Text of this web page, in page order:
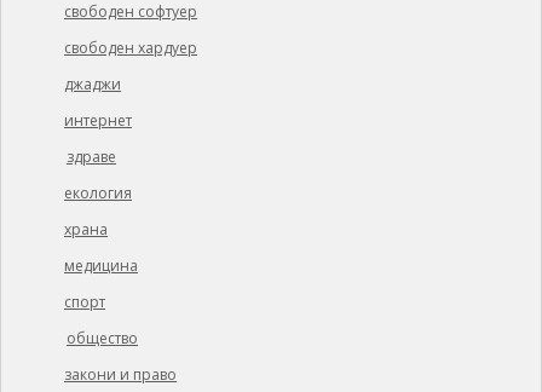
свободен софтуер
свободен хардуер
джаджи
интернет
здраве
екология
храна
медицина
спорт
общество
закони и право